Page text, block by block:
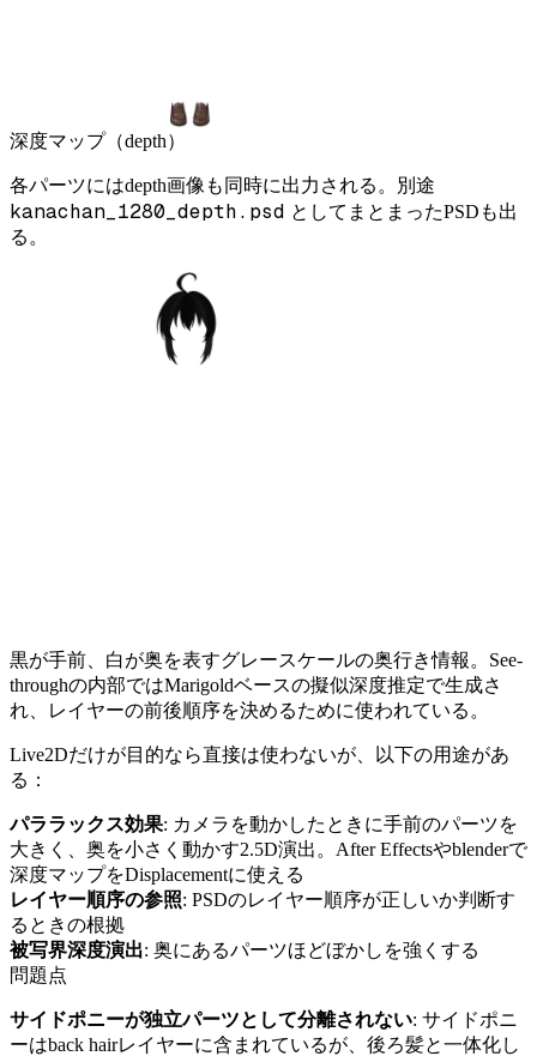
深度マップ（depth）
各パーツにはdepth画像も同時に出力される。別途
kanachan_1280_depth.psd としてまとまったPSDも出
る。
黒が手前、白が奥を表すグレースケールの奥行き情報。See-
throughの内部ではMarigoldベースの擬似深度推定で生成さ
れ、レイヤーの前後順序を決めるために使われている。
Live2Dだけが目的なら直接は使わないが、以下の用途があ
る：
パララックス効果: カメラを動かしたときに手前のパーツを
大きく、奥を小さく動かす2.5D演出。After Effectsやblenderで
深度マップをDisplacementに使える
レイヤー順序の参照: PSDのレイヤー順序が正しいか判断す
るときの根拠
被写界深度演出: 奥にあるパーツほどぼかしを強くする
問題点
サイドポニーが独立パーツとして分離されない: サイドポニ
ーはback hairレイヤーに含まれているが、後ろ髪と一体化し